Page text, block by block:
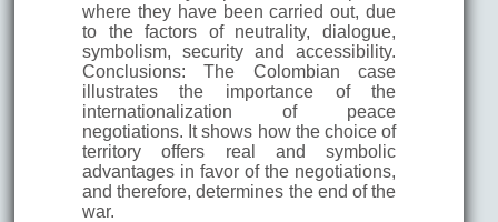
where they have been carried out, due
to the factors of neutrality, dialogue,
symbolism, security and accessibility.
Conclusions: The Colombian case
illustrates the importance of the
internationalization of peace
negotiations. It shows how the choice of
territory offers real and symbolic
advantages in favor of the negotiations,
and therefore, determines the end of the
war.